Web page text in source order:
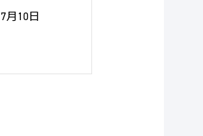
7月10日